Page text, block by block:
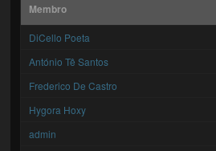
Membro
DiCello Poeta
António Tê Santos
Frederico De Castro
Hygora Hoxy
admin